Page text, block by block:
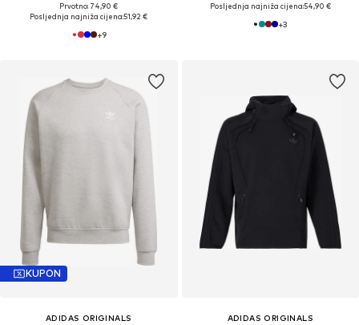
Prvotno: 74,90 €
Posljednja najniža cijena:51,92 €
+9
Posljednja najniža cijena:54,90 €
+3
KUPON
ADIDAS ORIGINALS
ADIDAS ORIGINALS